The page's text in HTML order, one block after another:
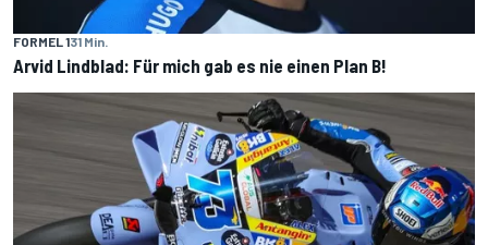
FORMEL 131 Min.
Arvid Lindblad: Für mich gab es nie einen Plan B!